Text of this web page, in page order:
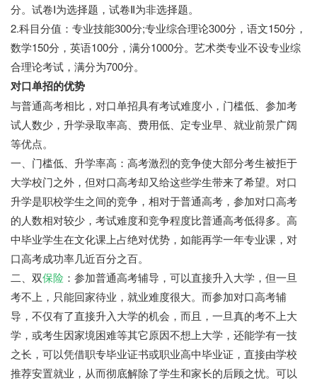
分。试卷Ⅰ为选择题，试卷Ⅱ为非选择题。
2.科目分值：专业技能300分;专业综合理论300分，语文150分，
数学150分，英语100分，满分1000分。艺术类专业不设专业综
合理论考试，满分为700分。
对口单招的优势
与普通高考相比，对口单招具有考试难度小，门槛低、参加考
试人数少，升学录取率高、费用低、定专业早、就业前景广阔
等优点。
一、门槛低、升学率高：高考激烈的竞争使大部分考生被拒于
大学校门之外，但对口高考却又给这些学生带来了希望。对口
升学是职校学生之间的竞争，相对于普通高考，参加对口高考
的人数相对较少，考试难度和竞争程度比普通高考低得多。高
中毕业学生在文化课上占绝对优势，如能再学一年专业课，对
口高考成功率几近百分之百。
二、双保险 ：参加普通高考辅导，可以直接升入大学，但一旦
考不上，只能回家待业，就业难度很大。而参加对口高考辅
导，不仅有了直接升入大学的机会，而且，一旦真的考不上大
学，或考生因家境困难等其它原因不想上大学，还能学有一技
之长，可以凭借职专毕业证书或职业高中毕业证，直接由学校
推荐安置就业，从而彻底解除了学生和家长的后顾之忧。可以